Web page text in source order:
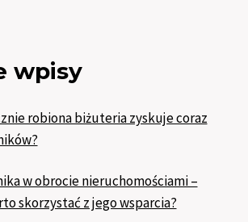
wpisy
robiona biżuteria zyskuje coraz
w obrocie nieruchomościami –
skorzystać z jego wsparcia?